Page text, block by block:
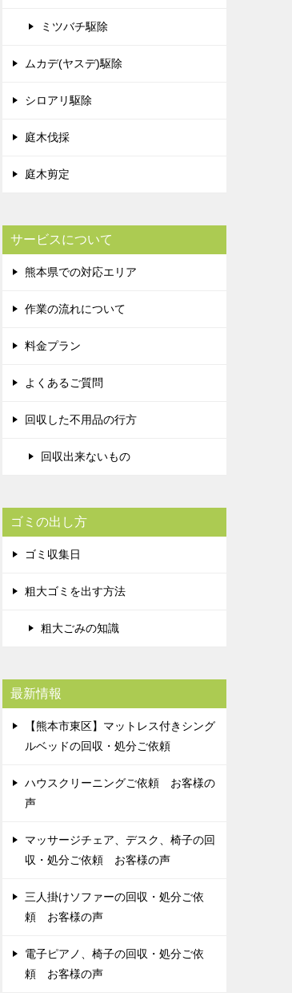
ミツバチ駆除
ムカデ(ヤスデ)駆除
シロアリ駆除
庭木伐採
庭木剪定
サービスについて
熊本県での対応エリア
作業の流れについて
料金プラン
よくあるご質問
回収した不用品の行方
回収出来ないもの
ゴミの出し方
ゴミ収集日
粗大ゴミを出す方法
粗大ごみの知識
最新情報
【熊本市東区】マットレス付きシング
ルベッドの回収・処分ご依頼
ハウスクリーニングご依頼 お客様の
声
マッサージチェア、デスク、椅子の回
収・処分ご依頼 お客様の声
三人掛けソファーの回収・処分ご依
頼 お客様の声
電子ピアノ、椅子の回収・処分ご依
頼 お客様の声